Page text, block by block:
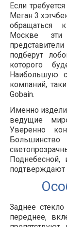
Если
Меган 3
обращаться
Москве эти
подберут
которого
Наибольшую
компаний,
Gobain.
Именно
ведущие
Уверенно
подтверждают
Заднее
переднее,